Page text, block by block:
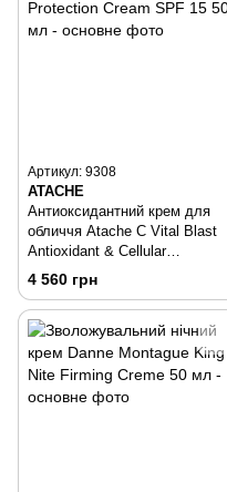
Артикул: 9308
ATACHE
Антиоксидантний крем для
обличчя Atache C Vital Blast
Antioxidant & Cellular
Protection Cream SPF 15 50
4 560 грн